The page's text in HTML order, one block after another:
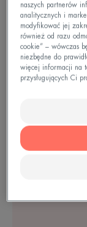
Comedomed
serum
naszych partnerów
analitycznych i
modyfikować jej
również od razu
cookie” – wówczas
niezbędne do
więcej informacji na
przysługujących Ci